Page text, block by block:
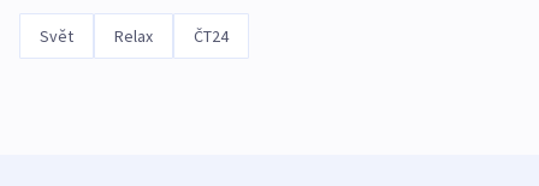
Svět Relax ČT24